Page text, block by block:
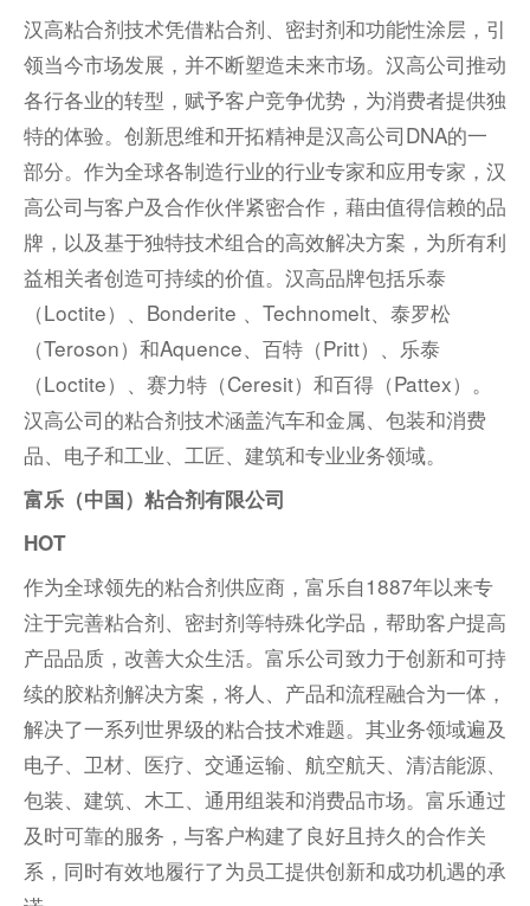
汉高粘合剂技术凭借粘合剂、密封剂和功能性涂层，引
领当今市场发展，并不断塑造未来市场。汉高公司推动
各行各业的转型，赋予客户竞争优势，为消费者提供独
特的体验。创新思维和开拓精神是汉高公司DNA的一
部分。作为全球各制造行业的行业专家和应用专家，汉
高公司与客户及合作伙伴紧密合作，藉由值得信赖的品
牌，以及基于独特技术组合的高效解决方案，为所有利
益相关者创造可持续的价值。汉高品牌包括乐泰
（Loctite）、Bonderite 、Technomelt、泰罗松
（Teroson）和Aquence、百特（Pritt）、乐泰
（Loctite）、赛力特（Ceresit）和百得（Pattex）。
汉高公司的粘合剂技术涵盖汽车和金属、包装和消费
品、电子和工业、工匠、建筑和专业业务领域。
富乐（中国）粘合剂有限公司
HOT
作为全球领先的粘合剂供应商，富乐自1887年以来专
注于完善粘合剂、密封剂等特殊化学品，帮助客户提高
产品品质，改善大众生活。富乐公司致力于创新和可持
续的胶粘剂解决方案，将人、产品和流程融合为一体，
解决了一系列世界级的粘合技术难题。其业务领域遍及
电子、卫材、医疗、交通运输、航空航天、清洁能源、
包装、建筑、木工、通用组装和消费品市场。富乐通过
及时可靠的服务，与客户构建了良好且持久的合作关
系，同时有效地履行了为员工提供创新和成功机遇的承